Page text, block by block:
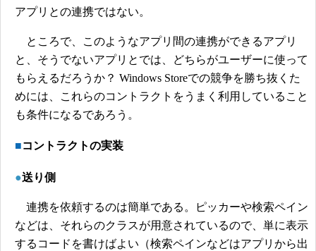
アプリとの連携ではない。
ところで、このようなアプリ間の連携ができるアプリ
と、そうでないアプリとでは、どちらがユーザーに使って
もらえるだろうか？ Windows Storeでの競争を勝ち抜くた
めには、これらのコントラクトをうまく利用していること
も条件になるであろう。
■コントラクトの実装
●送り側
連携を依頼するのは簡単である。ピッカーや検索ペイン
などは、それらのクラスが用意されているので、単に表示
するコードを書けばよい（検索ペインなどはアプリから出